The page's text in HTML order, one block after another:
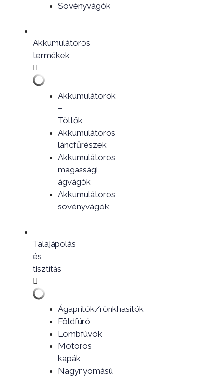
Sövényvágók
Akkumulátoros
termékek
Akkumulátorok
–
Töltők
Akkumulátoros
láncfűrészek
Akkumulátoros
magassági
ágvágók
Akkumulátoros
sövényvágók
Talajápolás
és
tisztítás
Ágaprítók/rönkhasítók
Földfúró
Lombfúvók
Motoros
kapák
Nagynyomású